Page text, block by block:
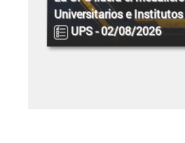
Universitarios e
UPS -02/08/2026